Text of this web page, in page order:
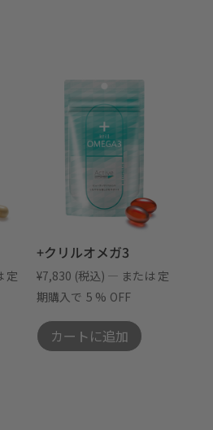
定
+クリルオメガ3
¥7,830 (税込) — または 定
期購入で 5 % OFF
カートに追加